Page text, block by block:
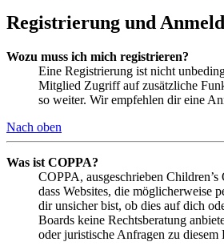
Registrierung und
Wozu muss ich mich registrieren?
Eine Registrierung ist nicht
Mitglied Zugriff auf zusätzliche
so weiter. Wir empfehlen dir eine
Nach oben
Was ist COPPA?
COPPA, ausgeschrieben
dass Websites, die möglicherweise
dir unsicher bist, ob dies auf dich
Boards keine Rechtsberatung
oder juristische Anfragen zu